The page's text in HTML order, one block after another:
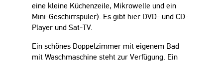
eine kleine Küchenzeile, Mikrowelle und ein
Mini-Geschirrspüler). Es gibt hier DVD- und CD-
Player und Sat-TV.
Ein schönes Doppelzimmer mit eigenem Bad
mit Waschmaschine steht zur Verfügung. Ein